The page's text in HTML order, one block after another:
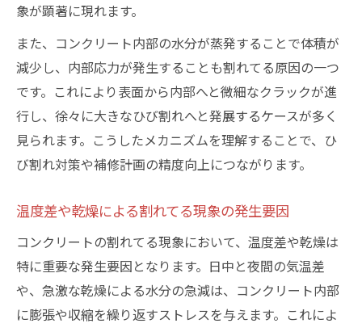
象が顕著に現れます。
また、コンクリート内部の水分が蒸発することで体積が
減少し、内部応力が発生することも割れてる原因の一つ
です。これにより表面から内部へと微細なクラックが進
行し、徐々に大きなひび割れへと発展するケースが多く
見られます。こうしたメカニズムを理解することで、ひ
び割れ対策や補修計画の精度向上につながります。
温度差や乾燥による割れてる現象の発生要因
コンクリートの割れてる現象において、温度差や乾燥は
特に重要な発生要因となります。日中と夜間の気温差
や、急激な乾燥による水分の急減は、コンクリート内部
に膨張や収縮を繰り返すストレスを与えます。これによ